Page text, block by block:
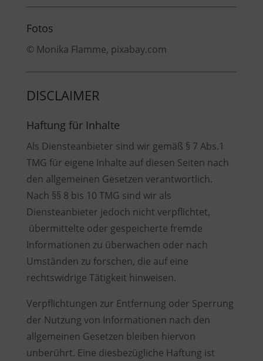
Fotos
© Monika Flamme, pixabay.com
DISCLAIMER
Haftung für Inhalte
Als Diensteanbieter sind wir gemäß § 7 Abs.1
TMG für eigene Inhalte auf diesen Seiten nach
den allgemeinen Gesetzen verantwortlich.
Nach §§ 8 bis 10 TMG sind wir als
Diensteanbieter jedoch nicht verpflichtet,
übermittelte oder gespeicherte fremde
Informationen zu überwachen oder nach
Umständen zu forschen, die auf eine
rechtswidrige Tätigkeit hinweisen.
Verpflichtungen zur Entfernung oder Sperrung
der Nutzung von Informationen nach den
allgemeinen Gesetzen bleiben hiervon
unberührt. Eine diesbezügliche Haftung ist